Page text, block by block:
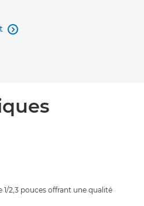

1/2,3 pouces offrant une qualité